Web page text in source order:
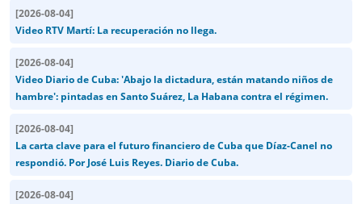
[2026-08-04]
Video RTV Martí: La recuperación no llega.
[2026-08-04]
Video Diario de Cuba: 'Abajo la dictadura, están matando niños de
hambre': pintadas en Santo Suárez, La Habana contra el régimen.
[2026-08-04]
La carta clave para el futuro financiero de Cuba que Díaz-Canel no
respondió. Por José Luis Reyes. Diario de Cuba.
[2026-08-04]